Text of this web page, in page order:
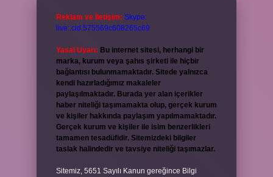
Reklam ve İletişim: Skype:
live:.cid.575569c608265c69
Yasal Uyarı: Bu internet sitesi, herhangi bir
marka, kurum veya şahıs şirketi ile hiçbir
bağlantısı bulunmamaktadır. Sitede yalnızca
kendi hazırladığımız makaleler
paylaşılmaktadır. Burada yer alan içerikler
haber niteliği taşımamakta olup, gerçek kurum
ve kişiler hakkında paylaşım yapılmamaktadır.
Gerçek kurum ve kişiler ile isim benzerlikleri
tamamen tesadüfidir. Sitemizdeki bilgiler
taslak halindedir ve tavsiye niteliği taşımazlar.
Sitemiz, 5651 Sayılı Kanun gereğince Bilgi